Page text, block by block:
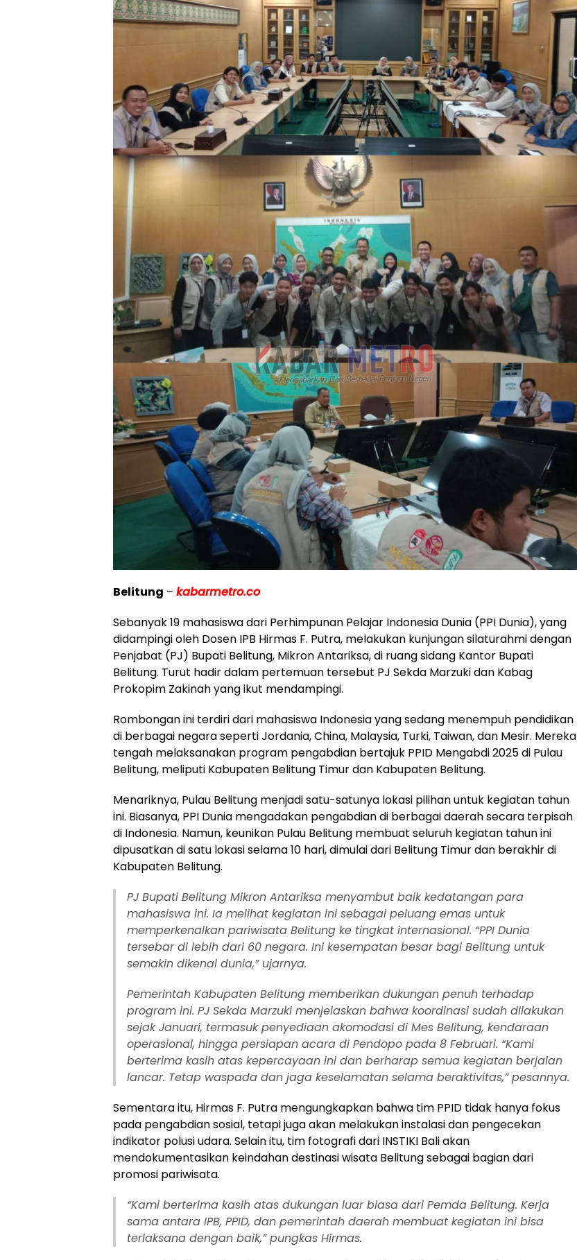
Belitung – kabarmetro.co
Sebanyak 19 mahasiswa dari Perhimpunan Pelajar Indonesia Dunia (PPI Dunia), yang
didampingi oleh Dosen IPB Hirmas F. Putra, melakukan kunjungan silaturahmi dengan
Penjabat (PJ) Bupati Belitung, Mikron Antariksa, di ruang sidang Kantor Bupati
Belitung. Turut hadir dalam pertemuan tersebut PJ Sekda Marzuki dan Kabag
Prokopim Zakinah yang ikut mendampingi.
Rombongan ini terdiri dari mahasiswa Indonesia yang sedang menempuh pendidikan
di berbagai negara seperti Jordania, China, Malaysia, Turki, Taiwan, dan Mesir. Mereka
tengah melaksanakan program pengabdian bertajuk PPID Mengabdi 2025 di Pulau
Belitung, meliputi Kabupaten Belitung Timur dan Kabupaten Belitung.
Menariknya, Pulau Belitung menjadi satu-satunya lokasi pilihan untuk kegiatan tahun
ini. Biasanya, PPI Dunia mengadakan pengabdian di berbagai daerah secara terpisah
di Indonesia. Namun, keunikan Pulau Belitung membuat seluruh kegiatan tahun ini
dipusatkan di satu lokasi selama 10 hari, dimulai dari Belitung Timur dan berakhir di
Kabupaten Belitung.
PJ Bupati Belitung Mikron Antariksa menyambut baik kedatangan para
mahasiswa ini. Ia melihat kegiatan ini sebagai peluang emas untuk
memperkenalkan pariwisata Belitung ke tingkat internasional. “PPI Dunia
tersebar di lebih dari 60 negara. Ini kesempatan besar bagi Belitung untuk
semakin dikenal dunia,” ujarnya.
Pemerintah Kabupaten Belitung memberikan dukungan penuh terhadap
program ini. PJ Sekda Marzuki menjelaskan bahwa koordinasi sudah dilakukan
sejak Januari, termasuk penyediaan akomodasi di Mes Belitung, kendaraan
operasional, hingga persiapan acara di Pendopo pada 8 Februari. “Kami
berterima kasih atas kepercayaan ini dan berharap semua kegiatan berjalan
lancar. Tetap waspada dan jaga keselamatan selama beraktivitas,” pesannya.
Sementara itu, Hirmas F. Putra mengungkapkan bahwa tim PPID tidak hanya fokus
pada pengabdian sosial, tetapi juga akan melakukan instalasi dan pengecekan
indikator polusi udara. Selain itu, tim fotografi dari INSTIKI Bali akan
mendokumentasikan keindahan destinasi wisata Belitung sebagai bagian dari
promosi pariwisata.
“Kami berterima kasih atas dukungan luar biasa dari Pemda Belitung. Kerja
sama antara IPB, PPID, dan pemerintah daerah membuat kegiatan ini bisa
terlaksana dengan baik,” pungkas Hirmas.